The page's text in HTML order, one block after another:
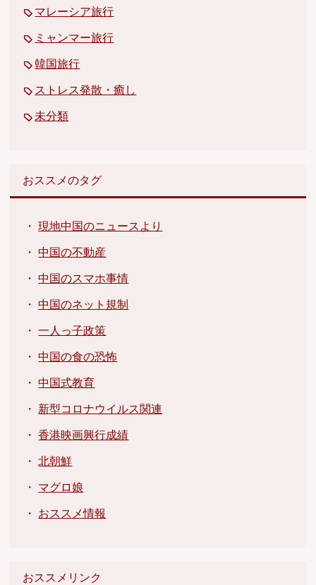
マレーシア旅行
ミャンマー旅行
韓国旅行
ストレス発散・癒し
未分類
おススメのタグ
・現地中国のニュースより
・中国の不動産
・中国のスマホ事情
・中国のネット規制
・一人っ子政策
・中国の食の恐怖
・中国式教育
・ 新型コロナウイルス関連
・香港映画興行成績
・北朝鮮
・ マグロ娘
・ おススメ情報
おススメリンク